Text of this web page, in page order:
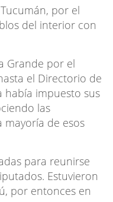
por el
del interior con
Grande por el
el Directorio de
había impuesto sus
las
mayoría de esos
para reunirse
Estuvieron
por entonces en